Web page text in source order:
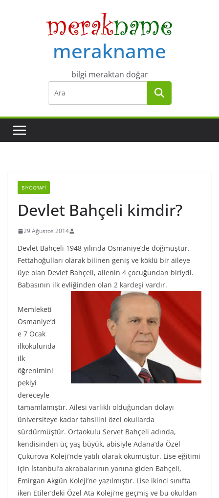
merakname
bilgi meraktan doğar
BIYOGRAFI
Devlet Bahçeli kimdir?
29 Ağustos 2014
Devlet Bahçeli 1948 yılında Osmaniye’de doğmuştur.
Fettahoğulları olarak bilinen geniş ve köklü bir aileye
üye olan Devlet Bahçeli, ailenin 4 çocuğundan biriydi.
Babasının ilk evliğinden olan 2 kardeşi vardır.
Memleketi
Osmaniye’d
e 7 Ocak
ilkokulunda
ilk
öğrenimini
pekiyi
dereceyle
tamamlamıştır. Ailesi varlıklı olduğundan dolayı
üniversiteye kadar tahsilini özel okullarda
sürdürmüştür. Ortaokulu Servet Bahçeli adında,
kendisinden üç yaş büyük, abisiyle Adana’da Özel
Çukurova Koleji’nde yatılı olarak okumuştur. Lise eğitimi
için İstanbul’a akrabalarının yanına giden Bahçeli,
Emirgan Akgün Koleji’ne yazılmıştır. Lise ikinci sınıfta
iken Etiler’deki Özel Ata Koleji’ne geçmiş ve bu okuldan